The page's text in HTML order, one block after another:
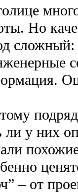
Но
ли у них
– от